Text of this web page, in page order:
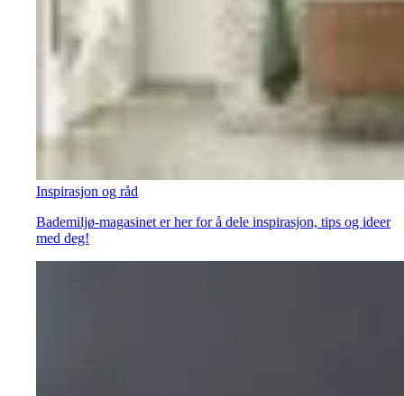
Inspirasjon og råd
Bademiljø-magasinet er her for å dele inspirasjon, tips og ideer
med deg!